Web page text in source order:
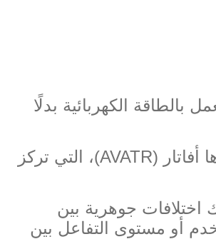
الكهربائية بدلًا
(AVATR)
، التي تركز
اختلافات جوهرية بين
أو مستوى التفاعل بين